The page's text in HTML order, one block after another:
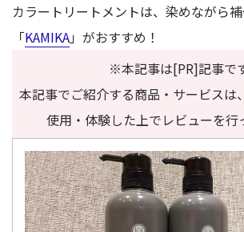
カラートリートメントは、染めながら
「KAMIKA」がおすすめ！
※本記事は[PR]記事で
本記事でご紹介する商品・サービスは
使用・体験した上でレビューを行